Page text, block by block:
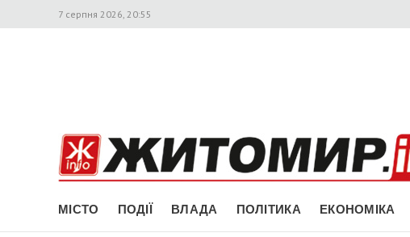
7 серпня 2026, 20:55
МІСТО ПОДІЇ ВЛАДА ПОЛІТИКА ЕКОНОМІКА